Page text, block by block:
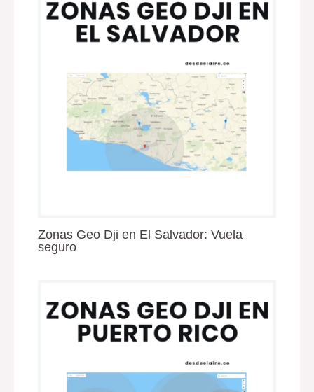
Zonas Geo Dji en El Salvador: Vuela
seguro